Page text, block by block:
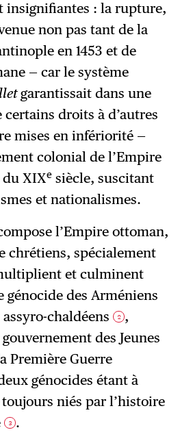
insignifiantes : la rupture,
non pas tant de la
en 1453 et de
— car le système
garantissait dans une
droits à d’autres
mises en infériorité —
colonial de l’Empire
du XIXe siècle, suscitant
et nationalismes.
l’Empire ottoman,
chrétiens, spécialement
et culminent
génocide des Arméniens
chaldéens 2 ,
des Jeunes
Première Guerre
génocides étant à
niés par l’histoire
3 .